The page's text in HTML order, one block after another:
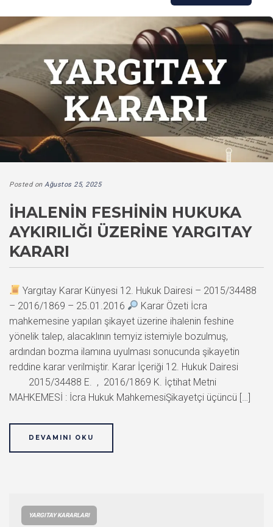
Posted on Ağustos 25, 2025
İHALENIN FESHININ HUKUKA
AYKIRILIĞI ÜZERINE YARGITAY
KARARI
Yargıtay Karar Künyesi 12. Hukuk Dairesi – 2015/34488
– 2016/1869 – 25.01.2016
Karar Özeti İcra
mahkemesine yapılan şikayet üzerine ihalenin feshine
yönelik talep, alacaklının temyiz istemiyle bozulmuş,
ardından bozma ilamına uyulması sonucunda şikayetin
reddine karar verilmiştir. Karar İçeriği 12. Hukuk Dairesi
2015/34488 E. , 2016/1869 K. İçtihat Metni
MAHKEMESİ : İcra Hukuk MahkemesiŞikayetçi üçüncü […]
DEVAMINI OKU
YARGITAY KARARLARI